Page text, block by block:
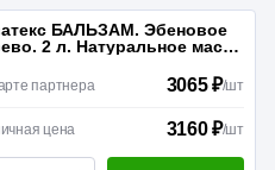
БАЛЬЗАМ. Эбеновое
2 л. Натуральное масло
партнера 3065 ₽/шт
цена 3160 ₽/шт